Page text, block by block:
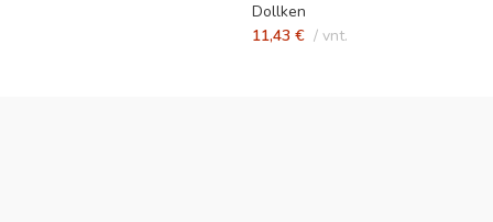
Dollken
11,43 € vnt.